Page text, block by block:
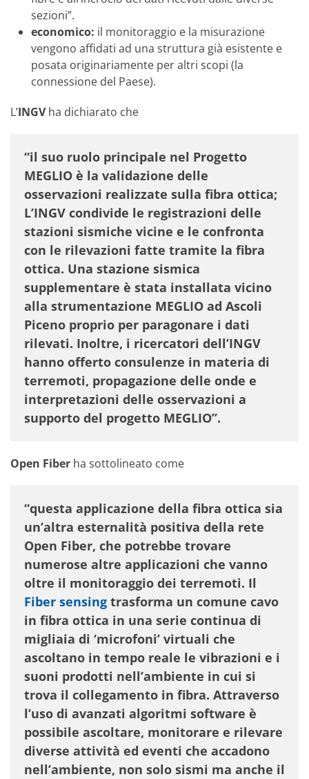
sezioni”.
economico: il monitoraggio e la misurazione
vengono affidati ad una struttura già esistente e
posata originariamente per altri scopi (la
connessione del Paese).
L’INGVha dichiarato che
“il suo ruolo principale nel Progetto
MEGLIO è la validazione delle
osservazioni realizzate sulla fibra ottica;
L’INGV condivide le registrazioni delle
stazioni sismiche vicine e le confronta
con le rilevazioni fatte tramite la fibra
ottica. Una stazione sismica
supplementare è stata installata vicino
alla strumentazione MEGLIO ad Ascoli
Piceno proprio per paragonare i dati
rilevati. Inoltre, i ricercatori dell’INGV
hanno offerto consulenze in materia di
terremoti, propagazione delle onde e
interpretazioni delle osservazioni a
supporto del progetto MEGLIO”.
Open Fiber ha sottolineato come
“questa applicazione della fibra ottica sia
un’altra esternalità positiva della rete
Open Fiber, che potrebbe trovare
numerose altre applicazioni che vanno
oltre il monitoraggio dei terremoti. Il
Fiber sensing trasforma un comune cavo
in fibra ottica in una serie continua di
migliaia di ‘microfoni’ virtuali che
ascoltano in tempo reale le vibrazioni e i
suoni prodotti nell’ambiente in cui si
trova il collegamento in fibra. Attraverso
l’uso di avanzati algoritmi software è
possibile ascoltare, monitorare e rilevare
diverse attività ed eventi che accadono
nell’ambiente, non solo sismi ma anche il